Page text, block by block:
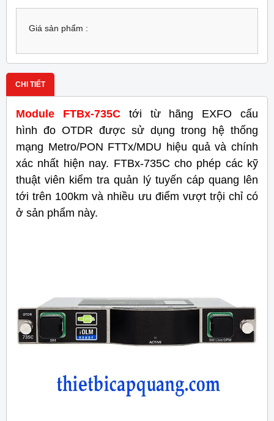
Giá sản phẩm :
CHI TIẾT
Module FTBx-735Ctới từ hãng EXFO cấu
hình đo OTDR được sử dụng trong hệ thống
mạng Metro/PON FTTx/MDU hiệu quả và chính
xác nhất hiện nay. FTBx-735C cho phép các kỹ
thuật viên kiểm tra quản lý tuyến cáp quang lên
tới trên 100km và nhiều ưu điểm vượt trội chỉ có
ở sản phẩm này.